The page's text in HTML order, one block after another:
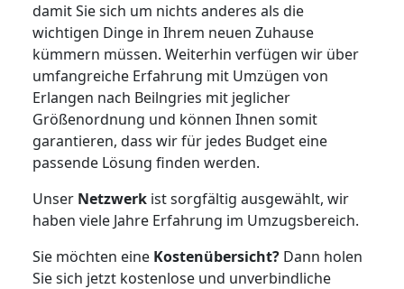
damit Sie sich um nichts anderes als die
wichtigen Dinge in Ihrem neuen Zuhause
kümmern müssen. Weiterhin verfügen wir über
umfangreiche Erfahrung mit Umzügen von
Erlangen nach Beilngries mit jeglicher
Größenordnung und können Ihnen somit
garantieren, dass wir für jedes Budget eine
passende Lösung finden werden.
Unser Netzwerk ist sorgfältig ausgewählt, wir
haben viele Jahre Erfahrung im Umzugsbereich.
Sie möchten eine Kostenübersicht? Dann holen
Sie sich jetzt kostenlose und unverbindliche